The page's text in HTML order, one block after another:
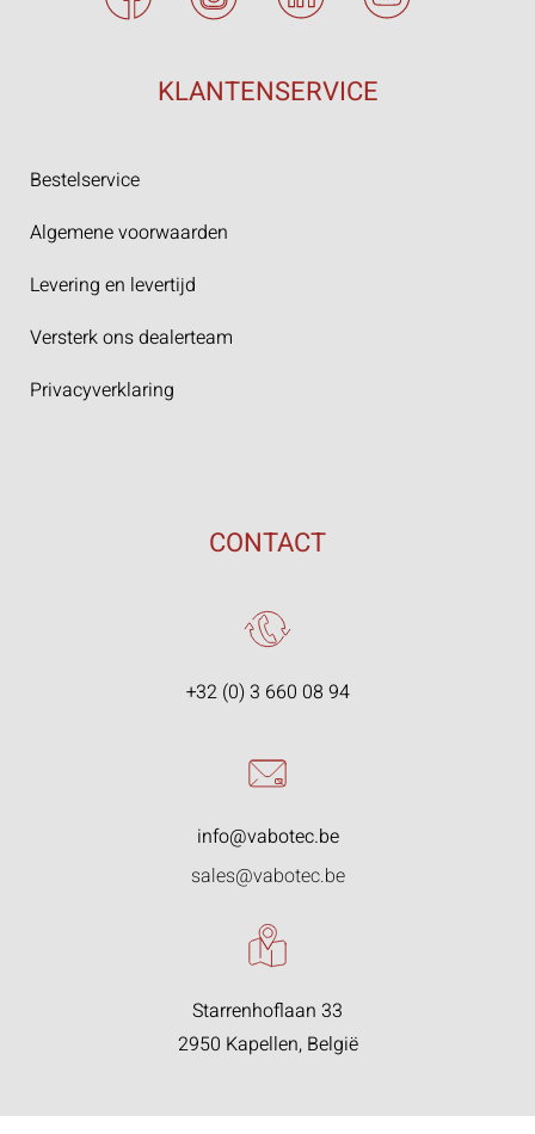
KLANTENSERVICE
Bestelservice
Algemene voorwaarden
Levering en levertijd
Versterk ons dealerteam
Privacyverklaring
CONTACT
+32 (0) 3 660 08 94
info@vabotec.be
sales@vabotec.be
Starrenhoflaan 33
2950 Kapellen, België